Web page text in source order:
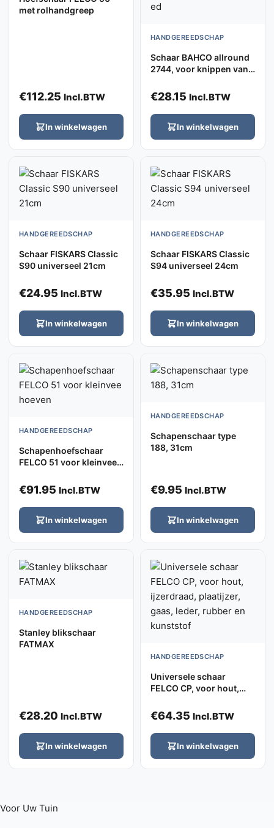
met rolhandgreep
€112.25 Incl.BTW
In winkelwagen
HANDGEREEDSCHAP
Schaar BAHCO allround
2744, voor knippen van
draad, kunststof, hout ed
€28.15 Incl.BTW
In winkelwagen
HANDGEREEDSCHAP
Schaar FISKARS Classic
S90 universeel 21cm
€24.95 Incl.BTW
In winkelwagen
HANDGEREEDSCHAP
Schaar FISKARS Classic
S94 universeel 24cm
€35.95 Incl.BTW
In winkelwagen
HANDGEREEDSCHAP
Schapenhoefschaar
FELCO 51 voor kleinvee
€91.95 Incl.BTW
In winkelwagen
HANDGEREEDSCHAP
Schapenschaar type
188, 31cm
€9.95 Incl.BTW
In winkelwagen
HANDGEREEDSCHAP
Stanley blikschaar
FATMAX
€28.20 Incl.BTW
In winkelwagen
HANDGEREEDSCHAP
Universele schaar
FELCO CP, voor hout,
gaas, leder, rubber en
kunststof
€64.35 Incl.BTW
In winkelwagen
Voor Uw Tuin